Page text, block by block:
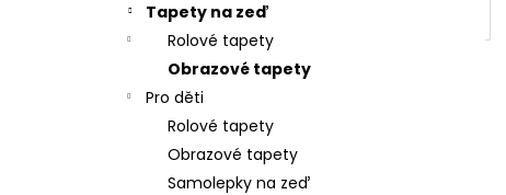
Tapety na zeď
Rolové tapety
Obrazové tapety
Pro děti
Rolové tapety
Obrazové tapety
Samolepky na zeď